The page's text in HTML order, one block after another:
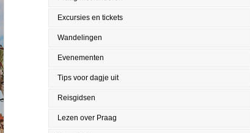
Excursies en tickets
Wandelingen
Evenementen
Tips voor dagje uit
Reisgidsen
Lezen over Praag